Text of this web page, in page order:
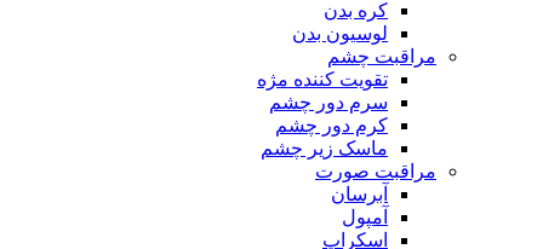
کره بدن
لوسیون بدن
مراقبت چشم
تقویت کننده مژه
سرم دور چشم
کرم دور چشم
ماسک زیر چشم
مراقبت صورت
آبرسان
آمپول
اسکراپ